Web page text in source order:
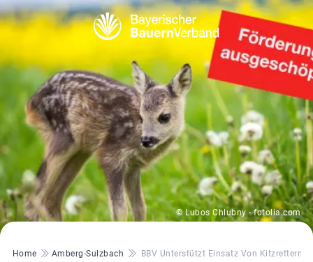
© Lubos Chlubny - fotolia.com
Pfadnavigation
Home Amberg-Sulzbach BBV Unterstützt Einsatz Von Kitzrettern